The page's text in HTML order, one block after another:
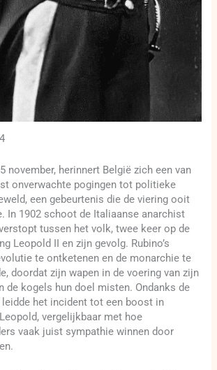
november, herinnert België zich een van
onverwachte pogingen tot politieke
een gebeurtenis die de viering ooit
In 1902 schoot de Italiaanse anarchist
tussen het volk, twee keer op de
Leopold II en zijn gevolg. Rubino’s
te ontketenen en de monarchie te
doordat zijn wapen in de voering van zijn
de kogels hun doel misten. Ondanks de
het incident tot een boost in
vergelijkbaar met hoe
vaak juist sympathie winnen door